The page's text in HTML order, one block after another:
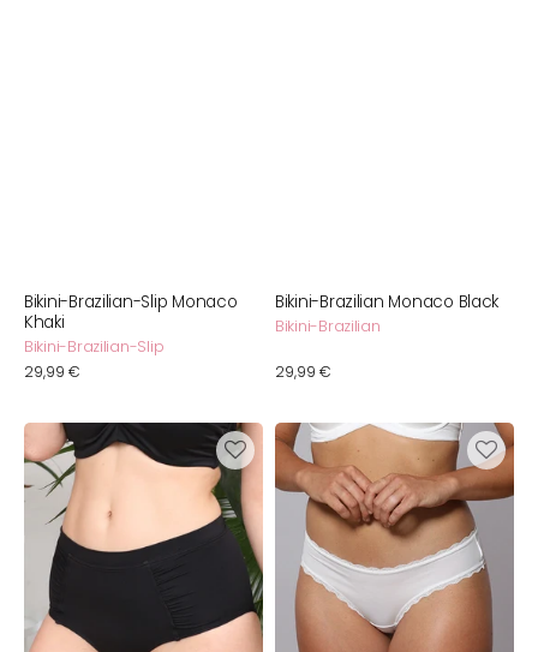
Bikini-Brazilian-Slip Monaco
Khaki
Bikini-Brazilian-Slip
Normaler
29,99 €
Bikini-Brazilian Monaco Black
Bikini-Brazilian
Normaler
29,99 €
Bikini-
High-
Waist-
Panty
Monaco
Black
String
Basic
Ivory